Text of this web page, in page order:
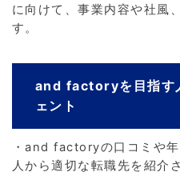
に向けて、事業内容や社風
す。
and factoryを目指す
ェント
・and factoryの口コミや
人から適切な転職先を紹介